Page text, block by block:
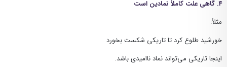
۴. گاهی علت کاملاً نمادین است
مثلاً:
خورشید طلوع کرد تا تاریکی شکست بخورد
اینجا تاریکی می‌تواند نماد ناامیدی باشد.